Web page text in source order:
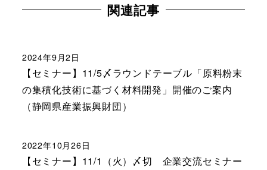
関連記事
【セミナー】11/5〆ラウンドテーブル「原料粉末
の集積化技術に基づく材料開発」開催のご案内
（静岡県産業振興財団）
2024年9月2日
【セミナー】11/1（火）〆切 企業交流セミナー
2022年10月26日